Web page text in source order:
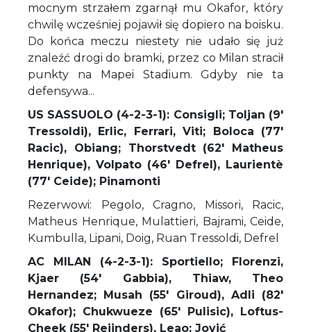
mocnym strzałem zgarnął mu Okafor, który
chwilę wcześniej pojawił się dopiero na boisku.
Do końca meczu niestety nie udało się już
znaleźć drogi do bramki, przez co Milan stracił
punkty na Mapei Stadium. Gdyby nie ta
defensywa...
US SASSUOLO (4-2-3-1): Consigli; Toljan (9'
Tressoldi), Erlic, Ferrari, Viti; Boloca (77'
Racic), Obiang; Thorstvedt (62' Matheus
Henrique), Volpato (46' Defrel), Laurientè
(77' Ceide); Pinamonti
Rezerwowi: Pegolo, Cragno, Missori, Racic,
Matheus Henrique, Mulattieri, Bajrami, Ceide,
Kumbulla, Lipani, Doig, Ruan Tressoldi, Defrel
AC MILAN (4-2-3-1): Sportiello; Florenzi,
Kjaer (54' Gabbia), Thiaw, Theo
Hernandez; Musah (55' Giroud), Adli (82'
Okafor); Chukwueze (65' Pulisic), Loftus-
Cheek (55' Reijnders), Leao; Jović